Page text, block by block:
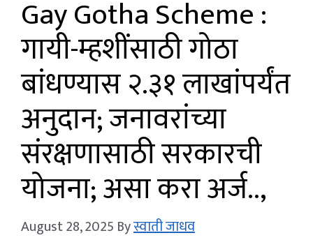
Gay Gotha Scheme :
गायी-म्हशींसाठी गोठा
बांधण्यास २.३१ लाखांपर्यंत
अनुदान; जनावरांच्या
संरक्षणासाठी सरकारची
योजना; असा करा अर्ज..,
August 28, 2025 Byस्वाती जाधव